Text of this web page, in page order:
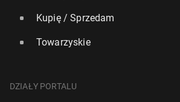
Kupię / Sprzedam
Towarzyskie
DZIAŁY PORTALU